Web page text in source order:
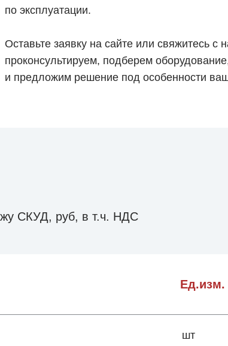
по эксплуатации.
Оставьте заявку на сайте или свяжитесь
проконсультируем, подберем
и предложим решение под особенности
СКУД, руб, в т.ч. НДС
Ед.изм.
шт